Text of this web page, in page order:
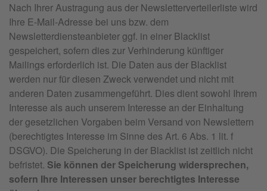
Nach Ihrer Austragung aus der Newsletterverteilerliste wird
Ihre E-Mail-Adresse bei uns bzw. dem
Newsletterdiensteanbieter ggf. in einer Blacklist
gespeichert, sofern dies zur Verhinderung künftiger
Mailings erforderlich ist. Die Daten aus der Blacklist
werden nur für diesen Zweck verwendet und nicht mit
anderen Daten zusammengeführt. Dies dient sowohl Ihrem
Interesse als auch unserem Interesse an der Einhaltung
der gesetzlichen Vorgaben beim Versand von Newslettern
(berechtigtes Interesse im Sinne des Art. 6 Abs. 1 lit. f
DSGVO). Die Speicherung in der Blacklist ist zeitlich nicht
befristet. Sie können der Speicherung widersprechen,
sofern Ihre Interessen unser berechtigtes Interesse